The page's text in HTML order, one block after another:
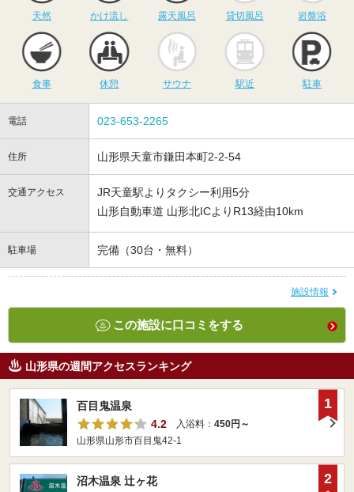
天然 かけ流し 露天風呂 貸切風呂 岩盤浴
食事 休憩
サウナ
サウナ 駅近 駐車
電話 023-653-2265
住所 山形県天童市鎌田本町2-2-54
交通アクセス
JR天童駅よりタクシー利用5分
山形自動車道 山形北ICよりR13経由10km
駐車場 完備（30台・無料）
施設情報
この施設に口コミをする
山形県の週間アクセスランキング
百目鬼温泉
4.2
入浴料： 450円～
山形県山形市百目鬼42-1
1
沼木温泉 辻ヶ花
2